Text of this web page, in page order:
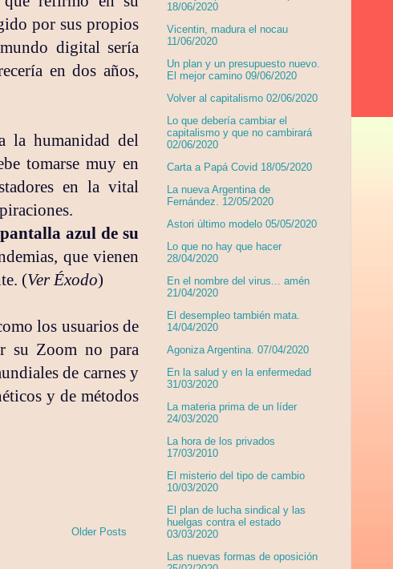
por sus propios
digital sería
en dos años,
la humanidad del
tomarse muy en
en la vital
azul de su
que vienen
(Ver Éxodo)
los usuarios de
su Zoom no para
de carnes y
y de métodos
Older Posts
18/06/2020
Vicentin, madura el nocau
11/06/2020
Un plan y un presupuesto nuevo.
El mejor camino 09/06/2020
Volver al capitalismo 02/06/2020
Lo que debería cambiar el
capitalismo y que no cambirará
02/06/2020
Carta a Papá Covid 18/05/2020
La nueva Argentina de
Fernández. 12/05/2020
Astori último modelo 05/05/2020
Lo que no hay que hacer
28/04/2020
En el nombre del virus... amén
21/04/2020
El desempleo también mata.
14/04/2020
Agoniza Argentina. 07/04/2020
En la salud y en la enfermedad
31/03/2020
La materia prima de un líder
24/03/2020
La hora de los privados
17/03/2010
El misterio del tipo de cambio
10/03/2020
El plan de lucha sindical y las
huelgas contra el estado
03/03/2020
Las nuevas formas de oposición